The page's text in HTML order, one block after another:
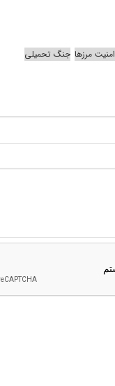
امنیت مرزها جنگ تحمیلی